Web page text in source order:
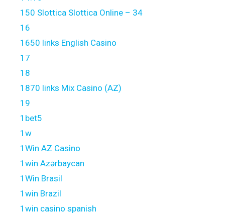
150 Slottica Slottica Online – 34
16
1650 links English Casino
17
18
1870 links Mix Casino (AZ)
19
1bet5
1w
1Win AZ Casino
1win Azərbaycan
1Win Brasil
1win Brazil
1win casino spanish